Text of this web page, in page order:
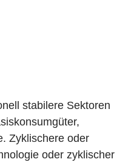
stabilere Sektoren
Zyklischere oder
oder zyklischer